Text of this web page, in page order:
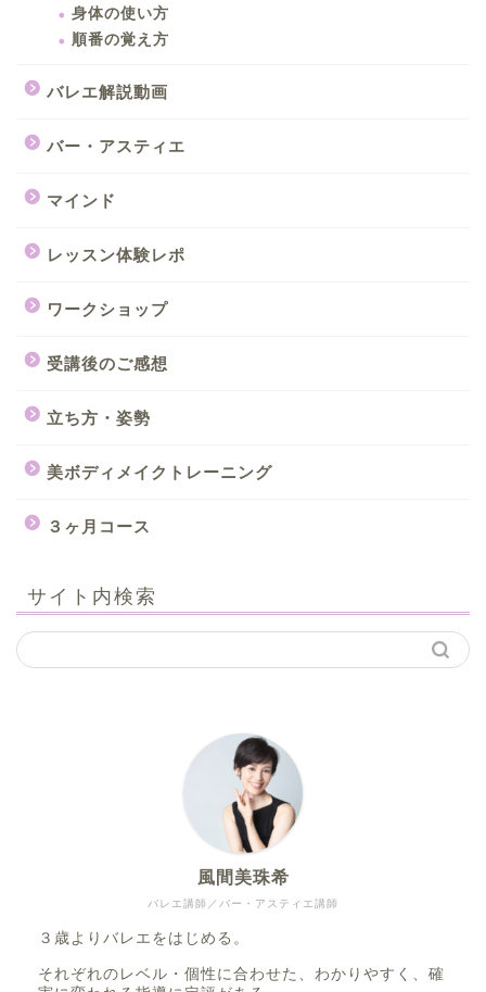
身体の使い方
順番の覚え方
バレエ解説動画
バー・アスティエ
マインド
レッスン体験レポ
ワークショップ
受講後のご感想
立ち方・姿勢
美ボディメイクトレーニング
３ヶ月コース
サイト内検索
バレエ講師／バー・アスティエ講師
風間美珠希
３歳よりバレエをはじめる。
それぞれのレベル・個性に合わせた、わかりやすく、確